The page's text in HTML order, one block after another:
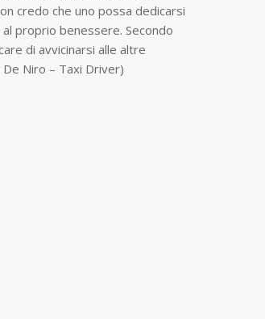
credo che uno possa dedicarsi
proprio benessere. Secondo
di avvicinarsi alle altre
Niro – Taxi Driver)